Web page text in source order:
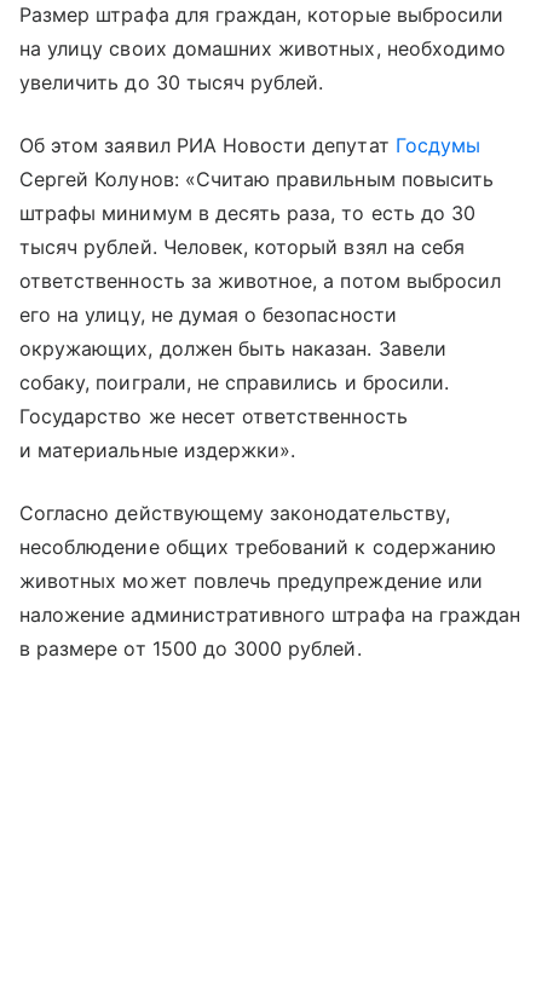
Размер штрафа для граждан, которые выбросили
на улицу своих домашних животных, необходимо
увеличить до 30 тысяч рублей.
Об этом заявил РИА Новости депутат Госдумы
Сергей Колунов: «Считаю правильным повысить
штрафы минимум в десять раза, то есть до 30
тысяч рублей. Человек, который взял на себя
ответственность за животное, а потом выбросил
его на улицу, не думая о безопасности
окружающих, должен быть наказан. Завели
собаку, поиграли, не справились и бросили.
Государство же несет ответственность
и материальные издержки».
Согласно действующему законодательству,
несоблюдение общих требований к содержанию
животных может повлечь предупреждение или
наложение административного штрафа на граждан
в размере от 1500 до 3000 рублей.